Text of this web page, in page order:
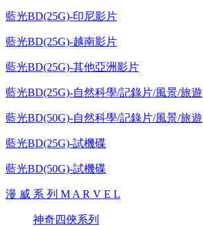
藍光BD(25G)-印尼影片
藍光BD(25G)-越南影片
藍光BD(25G)-其他亞洲影片
藍光BD(25G)-自然科學/記錄片/風景/旅遊
藍光BD(50G)-自然科學/記錄片/風景/旅遊
藍光BD(25G)-試機碟
藍光BD(50G)-試機碟
漫 威 系 列 M A R V E L
神奇四俠系列